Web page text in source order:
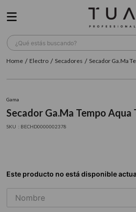
¿Qué estás buscando?
Electro Secadores Secador Ga.Ma
Gama
Secador Ga.Ma Tempo Aqua
: BECHD0000002378
TÉRMINOS MÁS BUSCADOS
6. gama